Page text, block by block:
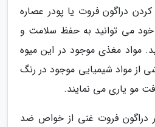
کردن دراگون فروت یا پودر عصاره
خود می توانید به حفظ سلامت و
مواد مغذی موجود در این میوه
مواد شیمیایی موجود در رنگ
مو یاری می نمایند.
دراگون فروت غنی از خواص ضد